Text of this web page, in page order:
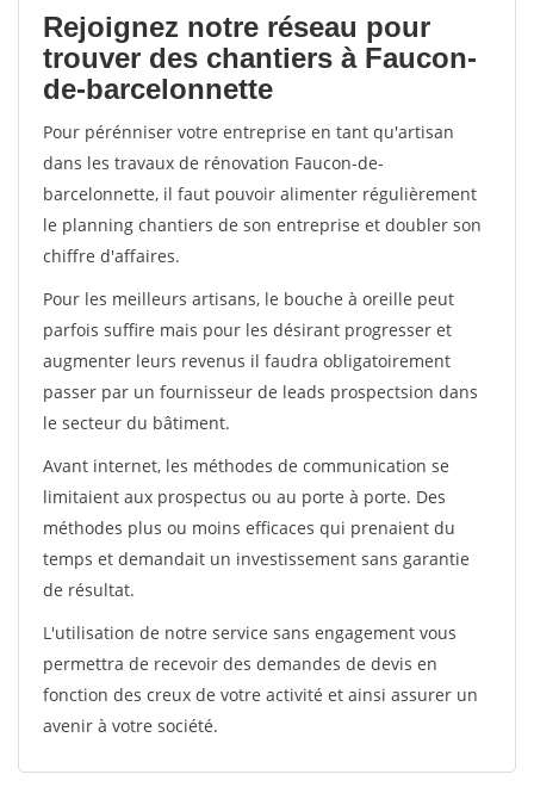
Rejoignez notre réseau pour
trouver des chantiers à Faucon-
de-barcelonnette
Pour pérénniser votre entreprise en tant qu'artisan
dans les travaux de rénovation Faucon-de-
barcelonnette, il faut pouvoir alimenter régulièrement
le planning chantiers de son entreprise et doubler son
chiffre d'affaires.
Pour les meilleurs artisans, le bouche à oreille peut
parfois suffire mais pour les désirant progresser et
augmenter leurs revenus il faudra obligatoirement
passer par un fournisseur de leads prospectsion dans
le secteur du bâtiment.
Avant internet, les méthodes de communication se
limitaient aux prospectus ou au porte à porte. Des
méthodes plus ou moins efficaces qui prenaient du
temps et demandait un investissement sans garantie
de résultat.
L'utilisation de notre service sans engagement vous
permettra de recevoir des demandes de devis en
fonction des creux de votre activité et ainsi assurer un
avenir à votre société.